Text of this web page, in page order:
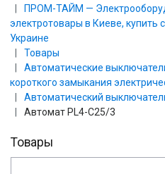
ПРОМ-ТАЙМ —
электротовары в Киеве, купить
Украине
Товары
Автоматические
короткого замыкания
Автоматический
Автомат PL4-C25/3
Товары